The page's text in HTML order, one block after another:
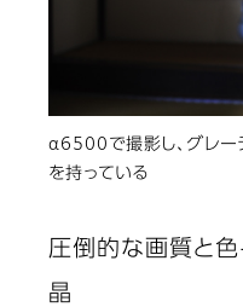
α6500で撮影し、グレ
を持っている
圧倒的な画質と
晶